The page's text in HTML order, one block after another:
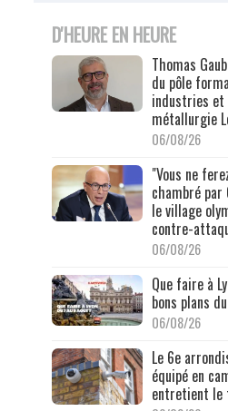
D'HEURE EN HEURE
Thomas
du pôle
industries
métallurgie
06/08/26
"Vous ne
chambré
le village
contre-
06/08/26
Que faire à
bons plans
06/08/26
Le 6e
équipé en
entretient le